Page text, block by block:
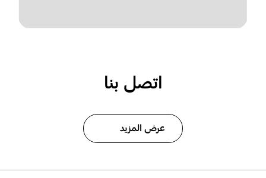
اتصل بنا
عرض المزيد